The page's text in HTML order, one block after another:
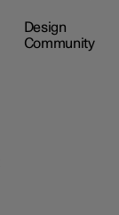
Design
Community